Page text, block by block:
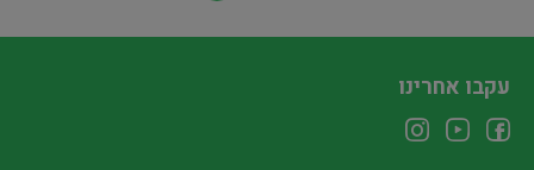
עקבו אחרינו